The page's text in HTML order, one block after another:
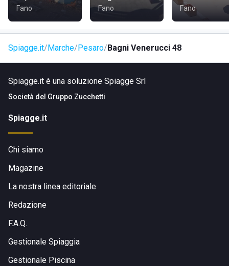
La struttura è facilmente raggiungibile sia in auto, moto, bici
o a piedi. In alternativa, è possibile utilizzare i mezzi
pubblici grazie alla vicinanza con il centro città e le
Visita il sito di Bagni Venerucci 48
Fano Fano Fano
Spiagge.it Marche Pesaro Bagni Venerucci 48
Spiagge.it è una soluzione Spiagge Srl
Società del Gruppo Zucchetti
Spiagge.it
Chi siamo
Magazine
La nostra linea editoriale
Redazione
F.A.Q.
Gestionale Spiaggia
Gestionale Piscina